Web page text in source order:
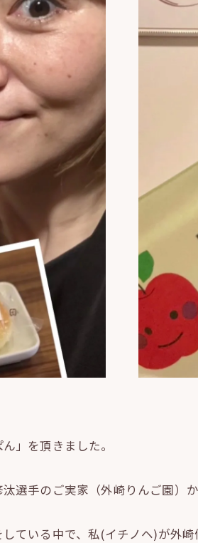
」を頂きました。
選手のご実家（外崎りんご園）
ている中で、私(イチノヘ)が外